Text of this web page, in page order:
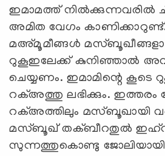
ഇമാമത്ത് നില്‍ക്കുന്നവരില്‍
അമിത വേഗം
മഅ്മൂമീങ്ങള്‍
റുകൂഇലേക്ക് കുനിഞ്ഞാല്‍
ചെയ്യണം. ഇമാമിന്റെ കൂടെ
റക്അത്തു ലഭിക്കും. ഇത്തരം
റക്അത്തിലും മസ്ബൂഖായി
മസ്ബൂഖ് തക്ബീറതുല്‍
സുന്നത്തുകൊണ്ടു